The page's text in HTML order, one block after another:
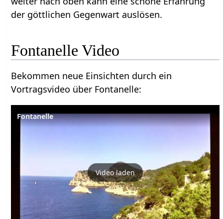
der göttlichen Gegenwart auslösen.
Fontanelle Video
Bekommen neue Einsichten durch ein
Vortragsvideo über Fontanelle:
Fontanelle
Video laden